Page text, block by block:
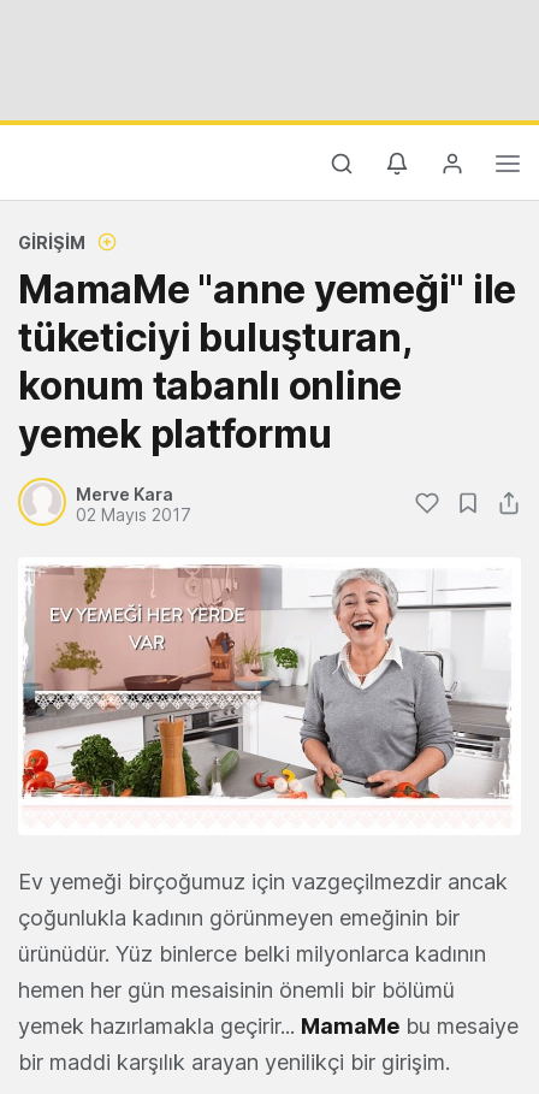
GIRIŞIM
MamaMe "anne yemeği" ile
tüketiciyi buluşturan,
konum tabanlı online
yemek platformu
Merve Kara
02 Mayıs 2017
Ev yemeği birçoğumuz için vazgeçilmezdir ancak
çoğunlukla kadının görünmeyen emeğinin bir
ürünüdür. Yüz binlerce belki milyonlarca kadının
hemen her gün mesaisinin önemli bir bölümü
yemek hazırlamakla geçirir... MamaMe bu mesaiye
bir maddi karşılık arayan yenilikçi bir girişim.